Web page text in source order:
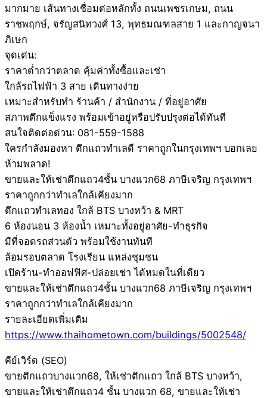
มากมาย เส้นทางเชื่อมต่อหลักทั้ง ถนนเพชรเกษม, ถนน
ราชพฤกษ์, จรัญสนิทวงศ์ 13, พุทธมณฑลสาย 1 และกาญจนา
ภิเษก
จุดเด่น:
ราคาต่ำกว่าตลาด คุ้มค่าทั้งซื้อและเช่า
ใกล้รถไฟฟ้า 3 สาย เดินทางง่าย
เหมาะสำหรับทำ ร้านค้า / สำนักงาน / ที่อยู่อาศัย
สภาพตึกแข็งแรง พร้อมเข้าอยู่หรือปรับปรุงต่อได้ทันที
สนใจติดต่อด่วน: 081-559-1588
ใครกำลังมองหา ตึกแถวทำเลดี ราคาถูกในกรุงเทพฯ บอกเลย
ห้ามพลาด!
ขายและให้เช่าตึกแถว4ชั้น บางแวก68 ภาษีเจริญ กรุงเทพฯ
ราคาถูกกว่าทำเลใกล้เคียงมาก
ตึกแถวทำเลทอง ใกล้ BTS บางหว้า & MRT
6 ห้องนอน 3 ห้องน้ำ เหมาะทั้งอยู่อาศัย-ทำธุรกิจ
มีที่จอดรถส่วนตัว พร้อมใช้งานทันที
ล้อมรอบตลาด โรงเรียน แหล่งชุมชน
เปิดร้าน-ทำออฟฟิศ-ปล่อยเช่า ได้หมดในที่เดียว
ขายและให้เช่าตึกแถว4ชั้น บางแวก68 ภาษีเจริญ กรุงเทพฯ
ราคาถูกกว่าทำเลใกล้เคียงมาก
รายละเอียดเพิ่มเติม
https://www.thaihometown.com/buildings/5002548/
คีย์เวิร์ด (SEO)
ขายตึกแถวบางแวก68, ให้เช่าตึกแถว ใกล้ BTS บางหว้า,
ขายและให้เช่าตึกแถว4 ชั้น บางแวก 68, ขายและให้เช่า